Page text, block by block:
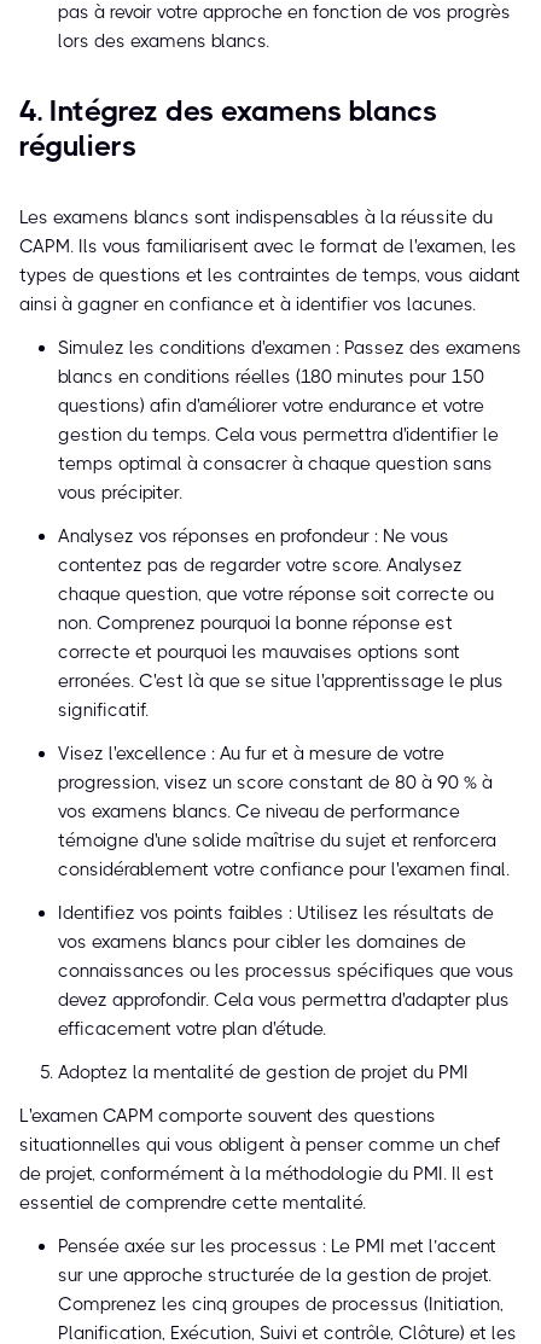
pas à revoir votre approche en fonction de vos progrès
lors des examens blancs.
4. Intégrez des examens blancs
réguliers
Les examens blancs sont indispensables à la réussite du
CAPM. Ils vous familiarisent avec le format de l'examen, les
types de questions et les contraintes de temps, vous aidant
ainsi à gagner en confiance et à identifier vos lacunes.
Simulez les conditions d'examen : Passez des examens
blancs en conditions réelles (180 minutes pour 150
questions) afin d'améliorer votre endurance et votre
gestion du temps. Cela vous permettra d'identifier le
temps optimal à consacrer à chaque question sans
vous précipiter.
Analysez vos réponses en profondeur : Ne vous
contentez pas de regarder votre score. Analysez
chaque question, que votre réponse soit correcte ou
non. Comprenez pourquoi la bonne réponse est
correcte et pourquoi les mauvaises options sont
erronées. C'est là que se situe l'apprentissage le plus
significatif.
Visez l'excellence : Au fur et à mesure de votre
progression, visez un score constant de 80 à 90 % à
vos examens blancs. Ce niveau de performance
témoigne d'une solide maîtrise du sujet et renforcera
considérablement votre confiance pour l'examen final.
Identifiez vos points faibles : Utilisez les résultats de
vos examens blancs pour cibler les domaines de
connaissances ou les processus spécifiques que vous
devez approfondir. Cela vous permettra d'adapter plus
efficacement votre plan d'étude.
Adoptez la mentalité de gestion de projet du PMI
L'examen CAPM comporte souvent des questions
situationnelles qui vous obligent à penser comme un chef
de projet, conformément à la méthodologie du PMI. Il est
essentiel de comprendre cette mentalité.
Pensée axée sur les processus : Le PMI met l’accent
sur une approche structurée de la gestion de projet.
Comprenez les cinq groupes de processus (Initiation,
Planification, Exécution, Suivi et contrôle, Clôture) et les